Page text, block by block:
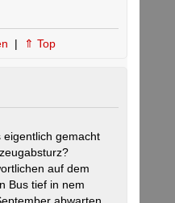
| ⇑ Top
gemacht
auf dem
Bus tief in nem